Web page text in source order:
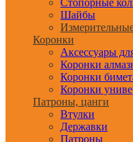
Стопорные
Шайбы
Коронки
Аксессуары
Коронки
Коронки
Коронки
Патроны, цанги
Втулки
Державки
Патроны